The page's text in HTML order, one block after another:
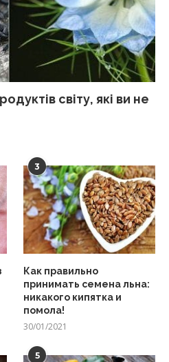
світу, які ви не
3
Как правильно
принимать семена льна:
никакого кипятка и
помола!
30/01/2021
5